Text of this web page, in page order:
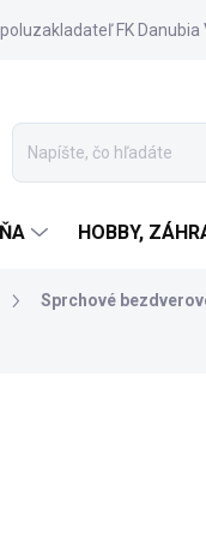
FK Danubia
HOBBY,
Sprchové